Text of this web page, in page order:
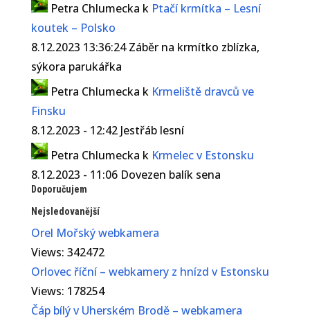
Petra Chlumecka k Ptačí krmítka – Lesní
koutek – Polsko
8.12.2023 13:36:24 Záběr na krmítko zblízka,
sýkora parukářka
Petra Chlumecka k Krmeliště dravců ve
Finsku
8.12.2023 - 12:42 Jestřáb lesní
Petra Chlumecka k Krmelec v Estonsku
8.12.2023 - 11:06 Dovezen balík sena
Doporučujem
Nejsledovanější
Orel Mořský webkamera
Views: 342472
Orlovec říční – webkamery z hnízd v Estonsku
Views: 178254
Čáp bílý v Uherském Brodě – webkamera